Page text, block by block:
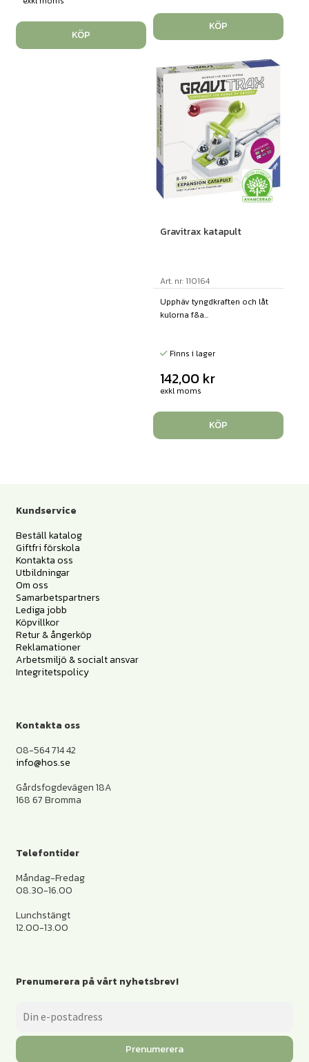
KÖP
KÖP
Gravitrax katapult
Art. nr: 110164
Upphäv tyngdkraften och låt
kulorna f&a...
Finns i lager
142,00 kr
exkl moms
KÖP
Kundservice
Beställ katalog
Giftfri förskola
Kontakta oss
Utbildningar
Om oss
Samarbetspartners
Lediga jobb
Köpvillkor
Retur & ångerköp
Reklamationer
Arbetsmiljö & socialt ansvar
Integritetspolicy
Kontakta oss
08-564 714 42
info@hos.se
Gårdsfogdevägen 18A
168 67 Bromma
Telefontider
Måndag-Fredag
08.30-16.00
Lunchstängt
12.00-13.00
Prenumerera på vårt nyhetsbrev!
Prenumerera